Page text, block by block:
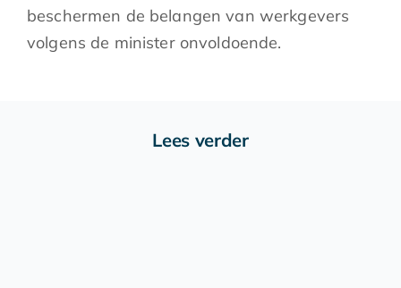
beschermen de belangen van werkgevers
volgens de minister onvoldoende.
Lees verder